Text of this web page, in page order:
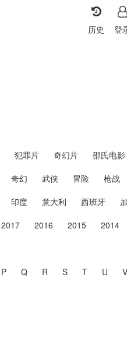
登
历史
犯罪片 奇幻片 邵氏电影
奇幻 武侠 冒险 枪战
印度 意大利 西班牙
2017 2016 2015 2014
P Q R S T U V